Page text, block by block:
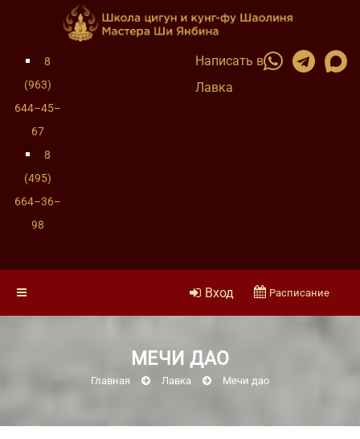
8
(963)
644–45–
67
8
(495)
664–36–
98
Написать в
Лавка
Вход Расписание
МЕЧИ ДАО
Главная Лавка Мечи дао